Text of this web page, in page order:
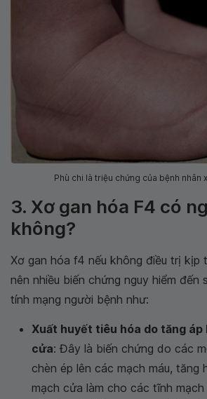
Phù chi là triệu chứng của bệnh nhân
3. Xơ gan hóa F4 có
không?
Xơ gan hóa f4 nếu không điều trị kịp
nên nhiều biến chứng nguy hiểm đến
tính mạng người bệnh như:
Xuất huyết tiêu hóa do tăng
cửa: Đây là biến chứng do các
chèn ép lên các mạch máu, tăng
mạch cửa làm cho các tĩnh